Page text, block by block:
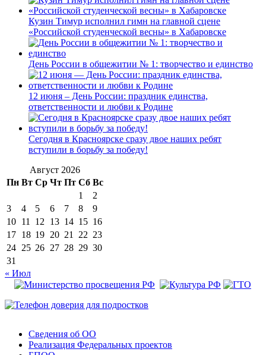
Кузин Тимур исполнил гимн на главной сцене
«Российской студенческой весны» в Хабаровске
День России в общежитии № 1: творчество и единство
12 июня – День России: праздник единства,
ответственности и любви к Родине
Сегодня в Красноярске сразу двое наших ребят
вступили в борьбу за победу!
Август 2026
Пн Вт Ср Чт Пт Сб Вс
1
2
3
4 5 6 7 8
9
10 11 12 13 14 15 16
17 18 19 20 21 22 23
24 25 26 27 28 29 30
31
« Июл
Сведения об ОО
Реализация Федеральных проектов